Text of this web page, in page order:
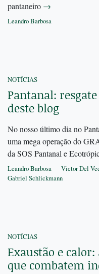
pantaneiro →
Leandro Barbosa
NOTÍCIAS
Pantanal:
deste blog
No nosso último dia no
uma mega operação do
da SOS Pantanal e
Leandro Barbosa
Victor Del
Gabriel Schlickmann
NOTÍCIAS
Exaustão e
que combatem